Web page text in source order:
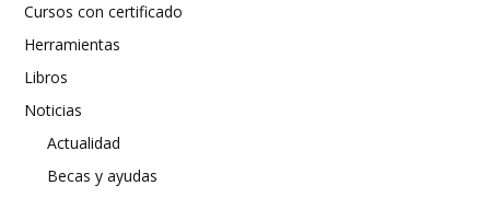
Cursos con certificado
Herramientas
Libros
Noticias
Actualidad
Becas y ayudas